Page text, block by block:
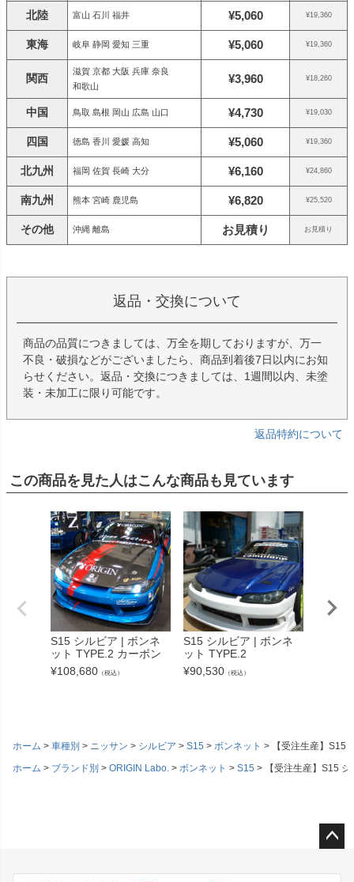
北陸 富山 石川 福井 ¥5,060 ¥19,360
東海 岐阜 静岡 愛知 三重 ¥5,060 ¥19,360
関西
滋賀 京都 大阪 兵庫 奈良
和歌山
¥3,960 ¥18,260
中国 鳥取 島根 岡山 広島 山口 ¥4,730 ¥19,030
四国 徳島 香川 愛媛 高知 ¥5,060 ¥19,360
北九州 福岡 佐賀 長崎 大分 ¥6,160 ¥24,860
南九州 熊本 宮崎 鹿児島 ¥6,820 ¥25,520
その他 沖縄 離島 お見積り お見積り
返品・交換について
商品の品質につきましては、万全を期しておりますが、万一
不良・破損などがございましたら、商品到着後7日以内にお知
らせください。返品・交換につきましては、1週間以内、未塗
装・未加工に限り可能です。
返品特約について
この商品を見た人はこんな商品も見ています
S15 シルビア | ボンネ
ット TYPE.2 カーボン
¥108,680 （税込）
S15 シルビア | ボンネ
ット TYPE.2
¥90,530 （税込）
ホーム 車種別 ニッサン シルビア S15 ボンネット
【受注生産】S15
ホーム
ブランド別 ORIGIN Labo. ボンネット S15 【受注生産】S15
ジト